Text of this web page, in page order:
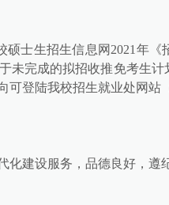
士生招生信息网2021年
未完成的拟招收推免考生
登陆我校招生就业处网站
建设服务，品德良好，遵